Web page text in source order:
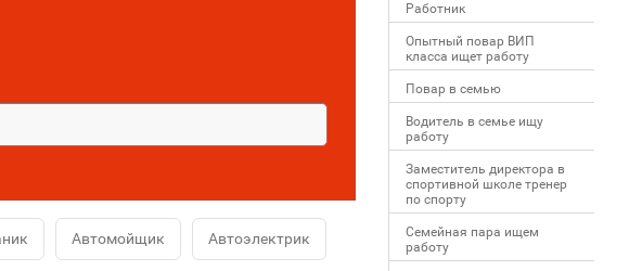
Автомойщик Автоэлектрик
Работник
Опытный повар ВИП
класса ищет работу
Повар в семью
Водитель в семье ищу
работу
Заместитель директора в
спортивной школе тренер
по спорту
Семейная пара ищем
работу